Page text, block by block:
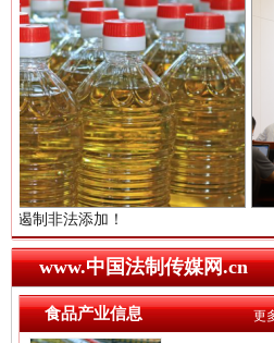
中国廉
中国
中国
红船起航处 潮起向未来
三年瞒报超千万 隐匿收入偷税
！ 公平
www.中国法制传媒网.cn
食品产业信息 更